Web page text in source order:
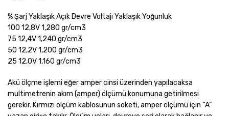
% Şarj Yaklaşık Açık Devre Voltajı Yaklaşık Yoğunluk
100 12,8V 1,280 gr/cm3
75 12,4V 1,240 gr/cm3
50 12,2V 1,200 gr/cm3
25 12,0V 1,160 gr/cm3
Akü ölçme işlemi eğer amper cinsi üzerinden yapılacaksa
multimetrenin akım (amper) ölçümü konumuna getirilmesi
gerekir. Kırmızı ölçüm kablosunun soketi, amper ölçümü için “A”